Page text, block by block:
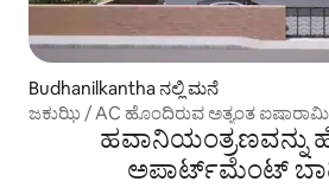
Budhanilkantha ನಲ್ಲಿ ಮನೆ
ಜಕುಝಿ / AC ಹೊಂದಿರುವ ಅತ್ಯಂತ
ಹವಾನಿಯಂತ್ರಣವನ್ನು
ಅಪಾರ್ಟ್‌ಮೆಂಟ್‌